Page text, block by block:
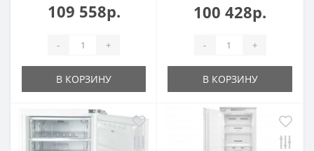
109 558р.
- +
В КОРЗИНУ
100 428р.
- +
В КОРЗИНУ